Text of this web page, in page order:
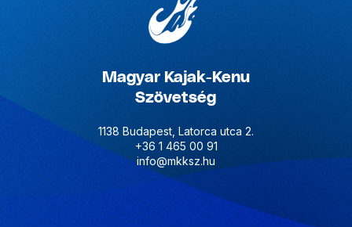
Magyar Kajak-Kenu
Szövetség
1138 Budapest, Latorca utca 2.
+36 1 465 00 91
info@mkksz.hu